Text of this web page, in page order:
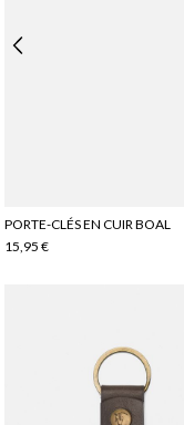
PORTE-CLÉS EN CUIR BOAL
15,95 €